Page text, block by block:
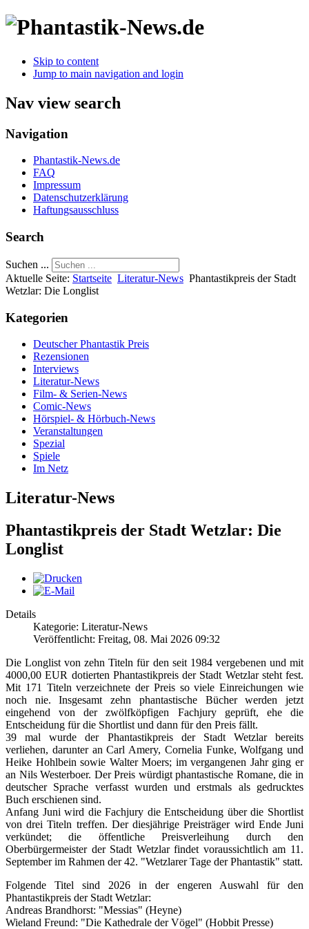
Skip to content
Jump to main navigation and login
Nav view search
Navigation
Phantastik-News.de
FAQ
Impressum
Datenschutzerklärung
Haftungsausschluss
Search
Suchen ...
Aktuelle Seite: Startseite Literatur-News Phantastikpreis der Stadt
Wetzlar: Die Longlist
Kategorien
Deutscher Phantastik Preis
Rezensionen
Interviews
Literatur-News
Film- & Serien-News
Comic-News
Hörspiel- & Hörbuch-News
Veranstaltungen
Spezial
Spiele
Im Netz
Literatur-News
Phantastikpreis der Stadt Wetzlar: Die
Longlist
Details
Kategorie: Literatur-News
Veröffentlicht: Freitag, 08. Mai 2026 09:32
Die Longlist von zehn Titeln für den seit 1984 vergebenen und mit
4000,00 EUR dotierten Phantastikpreis der Stadt Wetzlar steht fest.
Mit 171 Titeln verzeichnete der Preis so viele Einreichungen wie
noch nie. Insgesamt zehn phantastische Bücher werden jetzt
eingehend von der zwölfköpfigen Fachjury geprüft, ehe die
Entscheidung für die Shortlist und dann für den Preis fällt.
39 mal wurde der Phantastikpreis der Stadt Wetzlar bereits
verliehen, darunter an Carl Amery, Cornelia Funke, Wolfgang und
Heike Hohlbein sowie Walter Moers; im vergangenen Jahr ging er
an Nils Westerboer. Der Preis würdigt phantastische Romane, die in
deutscher Sprache verfasst wurden und erstmals als gedrucktes
Buch erschienen sind.
Anfang Juni wird die Fachjury die Entscheidung über die Shortlist
von drei Titeln treffen. Der diesjährige Preisträger wird Ende Juni
verkündet; die öffentliche Preisverleihung durch den
Oberbürgermeister der Stadt Wetzlar findet voraussichtlich am 11.
September im Rahmen der 42. "Wetzlarer Tage der Phantastik" statt.
Folgende Titel sind 2026 in der engeren Auswahl für den
Phantastikpreis der Stadt Wetzlar:
Andreas Brandhorst: "Messias" (Heyne)
Wieland Freund: "Die Kathedrale der Vögel" (Hobbit Presse)